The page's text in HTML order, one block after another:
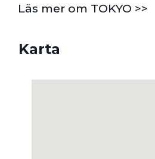
Läs mer om TOKYO >>
Karta